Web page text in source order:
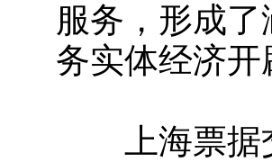
服务，形成
务实体经济
上海票据交